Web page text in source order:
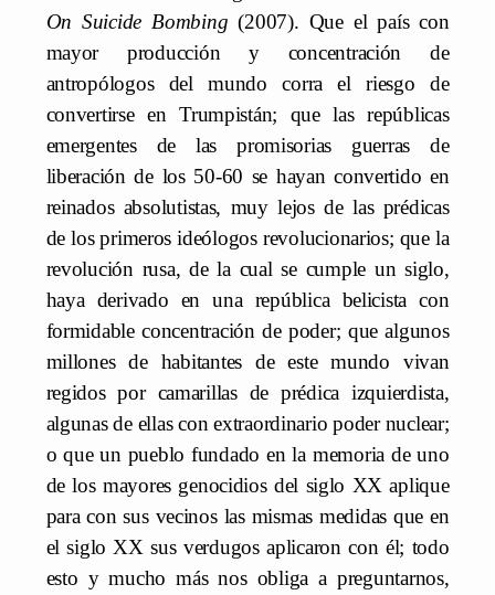
On Suicide Bombing(2007). Que el país con
mayor producción y concentración de
antropólogos del mundo corra el riesgo de
convertirse en Trumpistán; que las repúblicas
emergentes de las promisorias guerras de
liberación de los 50-60 se hayan convertido en
reinados absolutistas, muy lejos de las prédicas
de los primeros ideólogos revolucionarios; que la
revolución rusa, de la cual se cumple un siglo,
haya derivado en una república belicista con
formidable concentración de poder; que algunos
millones de habitantes de este mundo vivan
regidos por camarillas de prédica izquierdista,
algunas de ellas con extraordinario poder nuclear;
o que un pueblo fundado en la memoria de uno
de los mayores genocidios del siglo XX aplique
para con sus vecinos las mismas medidas que en
el siglo XX sus verdugos aplicaron con él; todo
esto y mucho más nos obliga a preguntarnos,